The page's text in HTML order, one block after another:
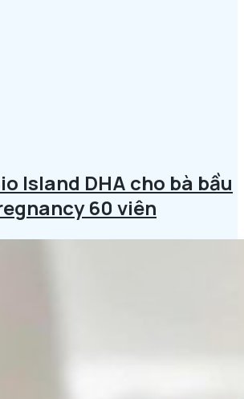
Island DHA cho bà bầu
60 viên